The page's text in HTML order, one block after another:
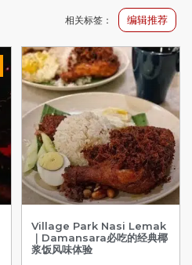
Village Park Nasi Lemak
｜Damansara必吃的经典椰
浆饭风味体验
相关标签： 编辑推荐